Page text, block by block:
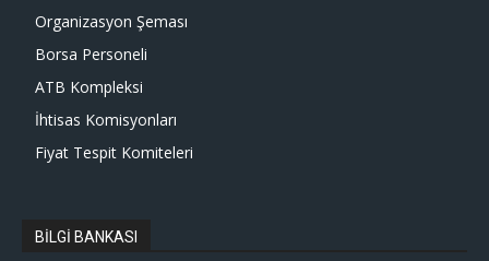
Organizasyon Şeması
Borsa Personeli
ATB Kompleksi
İhtisas Komisyonları
Fiyat Tespit Komiteleri
BİLGİ BANKASI